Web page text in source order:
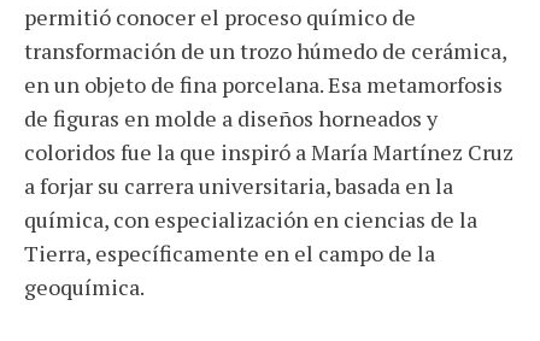
permitió conocer el proceso químico de
transformación de un trozo húmedo de cerámica,
en un objeto de fina porcelana. Esa metamorfosis
de figuras en molde a diseños horneados y
coloridos fue la que inspiró a María Martínez Cruz
a forjar su carrera universitaria, basada en la
química, con especialización en ciencias de la
Tierra, específicamente en el campo de la
geoquímica.